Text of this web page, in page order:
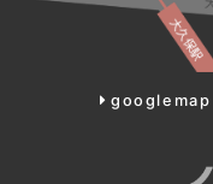
googlemap